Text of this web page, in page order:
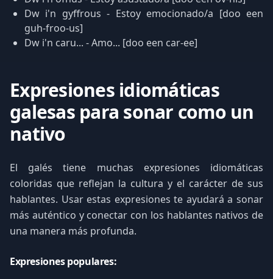
Dw i'n gyffrous - Estoy emocionado/a [doo een
guh-froo-us]
Dw i'n caru... - Amo... [doo een car-ee]
Expresiones idiomáticas
galesas para sonar como un
nativo
El galés tiene muchas expresiones idiomáticas
coloridas que reflejan la cultura y el carácter de sus
hablantes. Usar estas expresiones te ayudará a sonar
más auténtico y conectar con los hablantes nativos de
una manera más profunda.
Expresiones populares: